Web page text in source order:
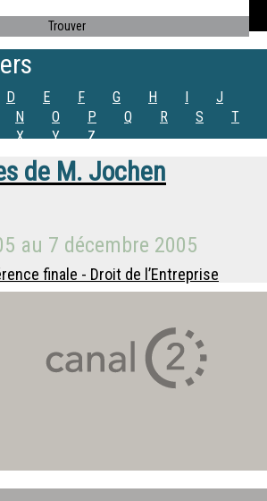
D E F G H I
J
N O P Q R S
T
X Y Z
de M. Jochen
au 7 décembre 2005
finale - Droit de l’Entreprise